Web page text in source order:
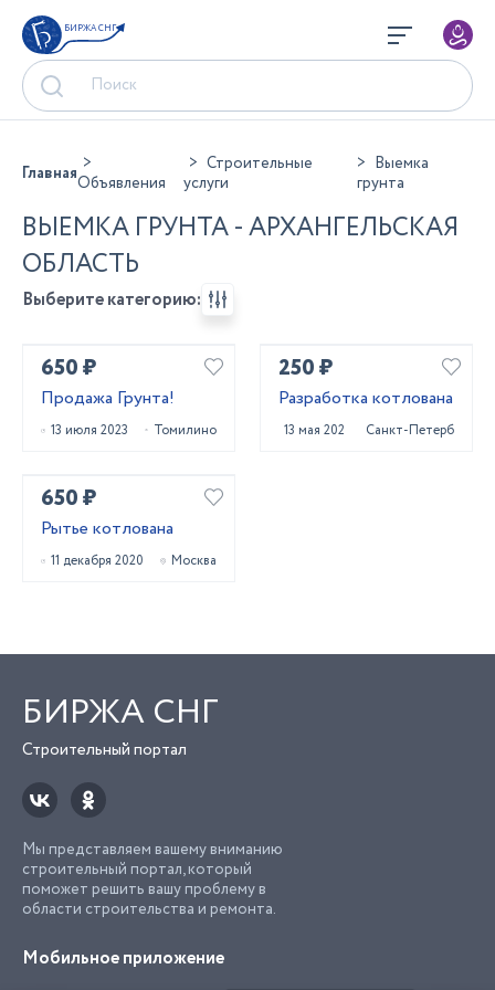
БИРЖА СНГ
ГлавнаяОбъявления
Строительные
услуги
Выемка
грунта
ВЫЕМКА ГРУНТА - АРХАНГЕЛЬСКАЯ
ОБЛАСТЬ
Выберите категорию:
650 ₽
Продажа Грунта!
13 июля 2023 Томилино
250 ₽
Разработка котлована
13 мая 2022 Санкт-Петербург
650 ₽
Рытье котлована
11 декабря 2020 Москва
БИРЖА СНГ
Строительный портал
Мы представляем вашему вниманию
строительный портал, который
поможет решить вашу проблему в
области строительства и ремонта.
Мобильное приложение